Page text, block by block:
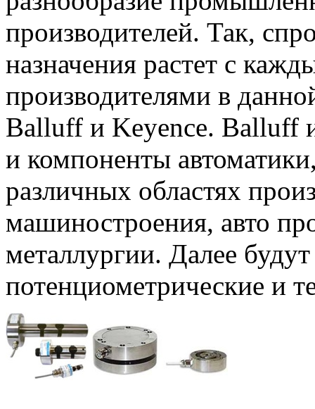
производителей. Так,
назначения растет с
производителями в
Balluff и Keyence. Balluff
и компоненты
различных областях
машиностроения, авто
металлургии. Далее
потенциометрические и